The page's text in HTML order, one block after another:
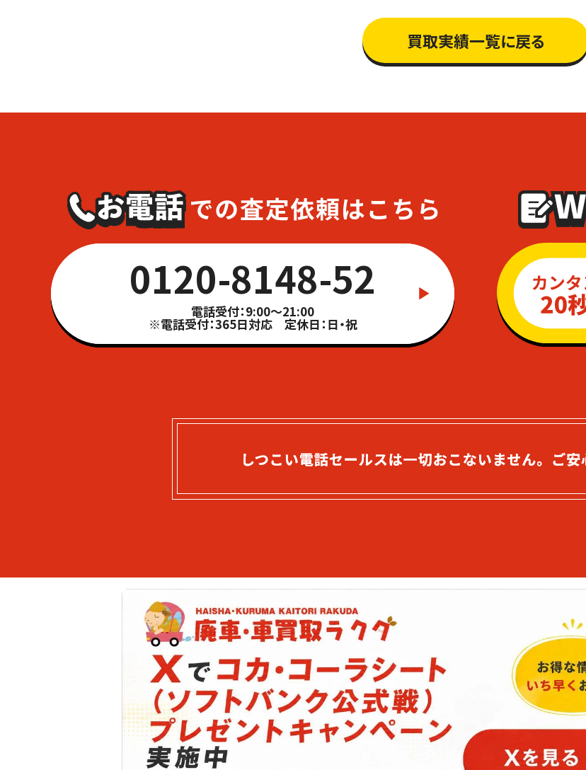
買取実績一覧に戻る
0120-8148-52
電話受付：9:00～21:00
※電話受付：365日対応 定休日：日・祝